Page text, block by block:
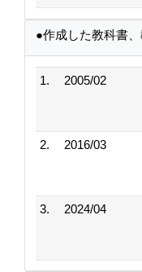
●作成した教科書
1. 2005/02
2. 2016/03
3. 2024/04